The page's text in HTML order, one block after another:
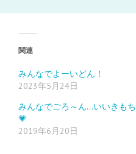
関連
みんなでよーいどん！
2023年5月24日
みんなでごろ～ん…いいきもち
💗
2019年6月20日